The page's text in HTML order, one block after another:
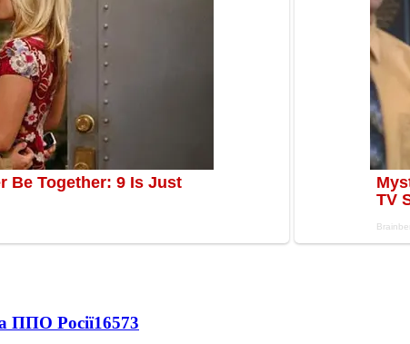
ППО Росії16573